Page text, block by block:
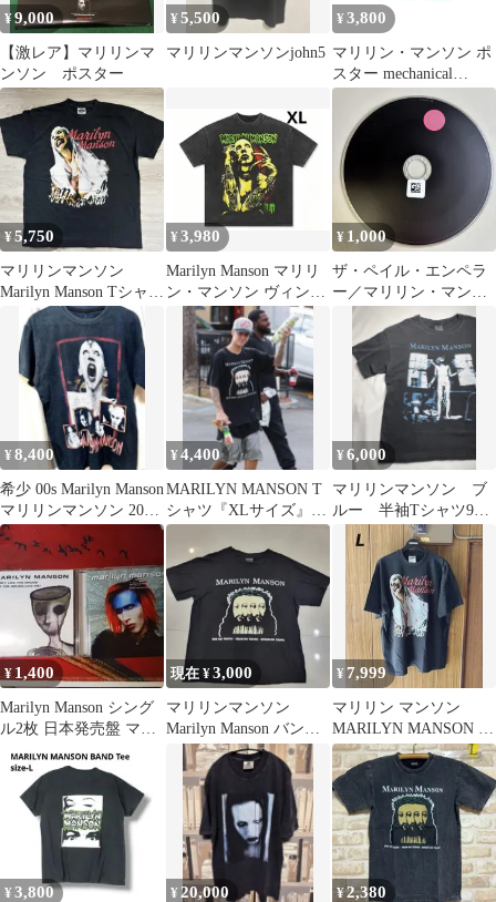
¥9,000
【激レア】マリリンマ
ンソン ポスター
¥5,500
マリリンマンソンjohn5
¥ 3,800
マリリン・マンソン ポ
スター mechanical
animals
¥5,750
マリリンマンソン
Marilyn Manson Tシャツ
ヴィンテージ
¥3,980
Marilyn Manson マリリ
ン・マンソン ヴィンテ
ージ加工 Ｔシャツ
¥ 1,000
ザ・ペイル・エンペラ
ー／マリリン・マンソ
¥8,400
希少 00s Marilyn Manson
マリリンマンソン 2001
バンドT
¥4,400
MARILYN MANSON T
シャツ『XLサイズ』
ブラック
¥6,000
マリリンマンソン ブ
ルー 半袖Tシャツ90s
ヴィンテージ Tシャツ
バンド
¥ 1,400
Marilyn Manson シング
ル2枚 日本発売盤 マリ
リン マンソン
現在 ¥3,000
マリリンマンソン
Marilyn Manson バンドT
シャツ
¥ 7,999
マリリン マンソン
MARILYN MANSON T
シャツ フェード加工
¥ 3,800 ¥ 20,000 ¥2,380